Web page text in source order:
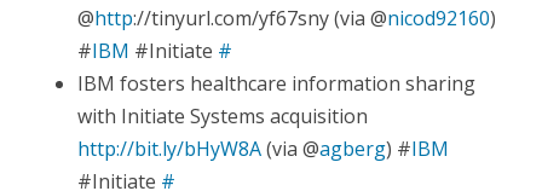
@http://tinyurl.com/yf67sny (via @nicod92160)
#IBM #Initiate #
IBM fosters healthcare information sharing
with Initiate Systems acquisition
http://bit.ly/bHyW8A(via @agberg) #IBM
#Initiate #